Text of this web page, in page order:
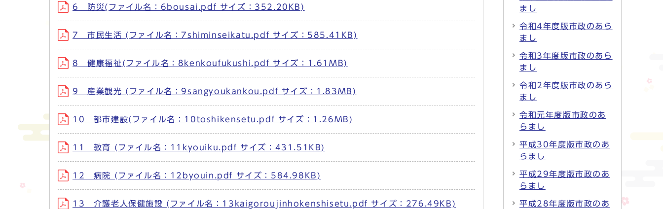
6 防災(ファイル名：6bousai.pdf サイズ：352.20KB)
7 市民生活 (ファイル名：7shiminseikatu.pdf サイズ：585.41KB)
8 健康福祉(ファイル名：8kenkoufukushi.pdf サイズ：1.61MB)
9 産業観光 (ファイル名：9sangyoukankou.pdf サイズ：1.83MB)
10 都市建設(ファイル名：10toshikensetu.pdf サイズ：1.26MB)
11 教育 (ファイル名：11kyouiku.pdf サイズ：431.51KB)
12 病院 (ファイル名：12byouin.pdf サイズ：584.98KB)
13 介護老人保健施設 (ファイル名：13kaigoroujinhokenshisetu.pdf サイズ：276.49KB)
まし
令和4年度版市政のあら
まし
令和3年度版市政のあら
まし
令和2年度版市政のあら
まし
令和元年度版市政のあ
らまし
平成30年度版市政のあ
らまし
平成29年度版市政のあ
らまし
平成28年度版市政のあ